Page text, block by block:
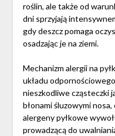
roślin, ale także od
dni sprzyjają
gdy deszcz pomaga
osadzając je na ziemi.
Mechanizm alergii na
układu
nieszkodliwe cząsteczki
błonami śluzowymi
alergeny pyłkowe
prowadzącą do